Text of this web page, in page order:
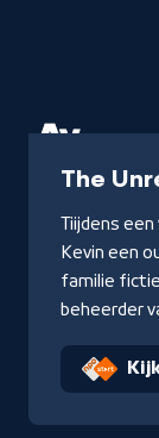
The
Tiijdens
Kevin een
familie
beheerder